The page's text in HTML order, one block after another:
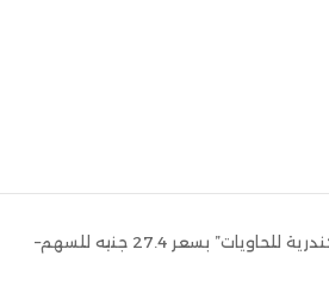
الرقابة المالية تتلقى عرض شراء إجباري على “الإسكندرية للحاويات” بسعر 27.4 جنيه للسهم–